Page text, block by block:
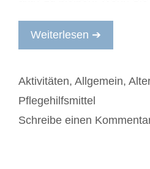
Weiterlesen ➔
Kategorien
Aktivitäten, Allgemein,
Pflegehilfsmittel
Schreibe einen